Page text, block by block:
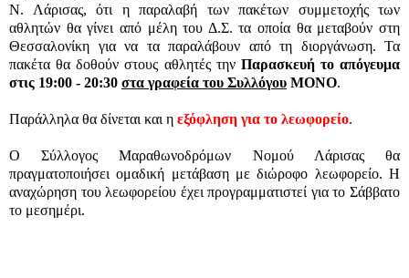
Ν. Λάρισας, ότι η παραλαβή των πακέτων συμμετοχής των
αθλητών θα γίνει από μέλη του Δ.Σ. τα οποία θα μεταβούν στη
Θεσσαλονίκη για να τα παραλάβουν από τη διοργάνωση. Τα
πακέτα θα δοθούν στους αθλητές την Παρασκευή το απόγευμα
στις 19:00 - 20:30 στα γραφεία του Συλλόγου ΜΟΝΟ.
Παράλληλα θα δίνεται και η εξόφληση για το λεωφορείο.
Ο Σύλλογος Μαραθωνοδρόμων Νομού Λάρισας θα
πραγματοποιήσει ομαδική μετάβαση με διώροφο λεωφορείο. Η
αναχώρηση του λεωφορείου έχει προγραμματιστεί για το Σάββατο
το μεσημέρι.